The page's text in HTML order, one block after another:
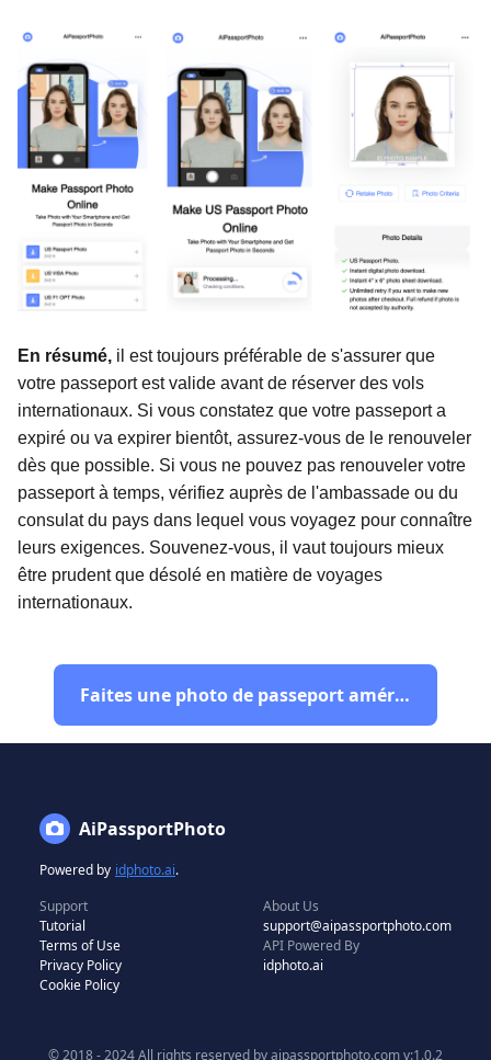
En résumé, il est toujours préférable de s'assurer que
votre passeport est valide avant de réserver des vols
internationaux. Si vous constatez que votre passeport a
expiré ou va expirer bientôt, assurez-vous de le renouveler
dès que possible. Si vous ne pouvez pas renouveler votre
passeport à temps, vérifiez auprès de l'ambassade ou du
consulat du pays dans lequel vous voyagez pour connaître
leurs exigences. Souvenez-vous, il vaut toujours mieux
être prudent que désolé en matière de voyages
internationaux.
Faites une photo de passeport américain
AiPassportPhoto
Powered by idphoto.ai.
Support
Tutorial
Terms of Use
Privacy Policy
Cookie Policy
About Us
support@aipassportphoto.com
API Powered By
idphoto.ai
© 2018 - 2024 All rights reserved by aipassportphoto.com v:1.0.2